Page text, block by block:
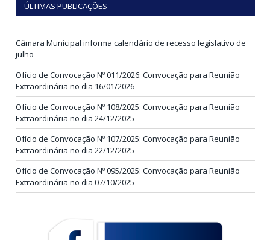
ÚLTIMAS PUBLICAÇÕES
Câmara Municipal informa calendário de recesso legislativo de
julho
Ofício de Convocação Nº 011/2026: Convocação para Reunião
Extraordinária no dia 16/01/2026
Ofício de Convocação Nº 108/2025: Convocação para Reunião
Extraordinária no dia 24/12/2025
Ofício de Convocação Nº 107/2025: Convocação para Reunião
Extraordinária no dia 22/12/2025
Ofício de Convocação Nº 095/2025: Convocação para Reunião
Extraordinária no dia 07/10/2025